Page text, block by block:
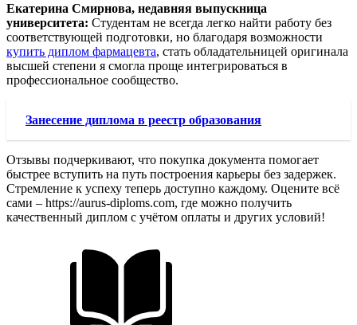
Екатерина Смирнова, недавняя выпускница
университета: Студентам не всегда легко найти работу без
соответствующей подготовки, но благодаря возможности
купить диплом фармацевта, стать обладательницей оригинала
высшей степени я смогла проще интегрироваться в
профессиональное сообщество.
Занесение диплома в реестр образования
Отзывы подчеркивают, что покупка документа помогает
быстрее вступить на путь построения карьеры без задержек.
Стремление к успеху теперь доступно каждому. Оцените всё
сами – https://aurus-diploms.com, где можно получить
качественный диплом с учётом оплаты и других условий!